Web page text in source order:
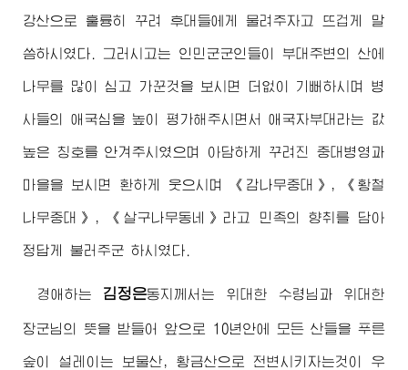
강산으로 훌륭히 꾸려 후대들에게 물려주자고 뜨겁게 말
씀하시였다. 그러시고는 인민군군인들이 부대주변의 산에
나무를 많이 심고 가꾼것을 보시면 더없이 기뻐하시며 병
사들의 애국심을 높이 평가해주시면서 애국자부대라는 값
높은 칭호를 안겨주시였으며 아담하게 꾸려진 중대병영과
마을을 보시면 환하게 웃으시며 《감나무중대》, 《황철
나무중대》, 《살구나무동네》라고 민족의 향취를 담아
정답게 불러주군 하시였다.
경애하는 김정은동지 께서는 위대한 수령님 과 위대한
장군님 의 뜻을 받들어 앞으로 10년안에 모든 산들을 푸른
숲이 설레이는 보물산, 황금산으로 전변시키자는것이 우